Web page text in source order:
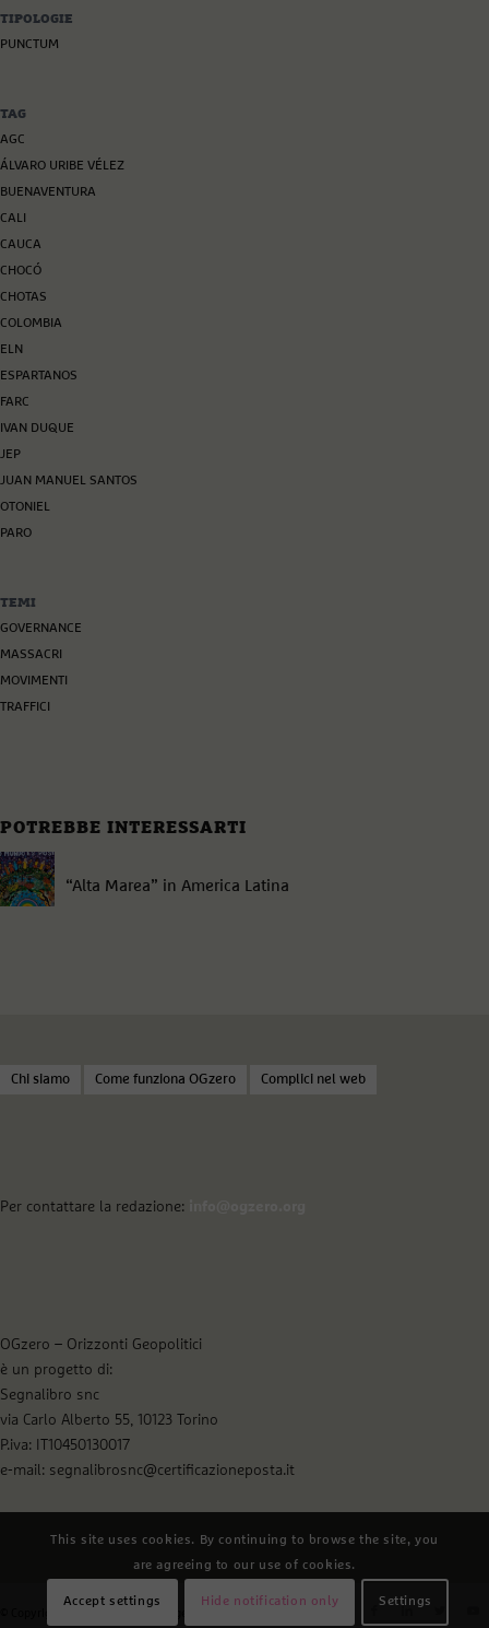
TIPOLOGIE
PUNCTUM
TAG
AGC
ÁLVARO URIBE VÉLEZ
BUENAVENTURA
CALI
CAUCA
CHOCÓ
CHOTAS
COLOMBIA
ELN
ESPARTANOS
FARC
IVAN DUQUE
JEP
JUAN MANUEL SANTOS
OTONIEL
PARO
TEMI
GOVERNANCE
MASSACRI
MOVIMENTI
TRAFFICI
POTREBBE INTERESSARTI
“Alta Marea” in America Latina
Chi siamo Come funziona OGzero Complici nel web
Per contattare la redazione:
OGzero – Orizzonti Geopolitici
è un progetto di:
Segnalibro snc
via Carlo Alberto 55, 10123 Torino
P.iva: IT10450130017
e-mail: segnalibrosnc@certificazioneposta.it
This site uses cookies. By continuing to browse the site, you
are agreeing to our use of cookies.
Accept settings Hide notification only Settings